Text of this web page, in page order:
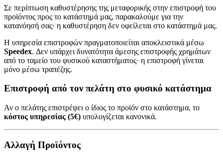
Σε περίπτωση καθυστέρησης της μεταφορικής στην επιστροφή του
προϊόντος προς το κατάστημά μας, παρακαλούμε για την
κατανόησή σας· η καθυστέρηση δεν οφείλεται στο κατάστημά μας.
Η υπηρεσία επιστροφών πραγματοποιείται αποκλειστικά μέσω
Speedex. Δεν υπάρχει δυνατότητα άμεσης επιστροφής χρημάτων
από το ταμείο του φυσικού καταστήματος· η επιστροφή γίνεται
μόνο μέσω τραπέζης.
Επιστροφή από τον πελάτη στο φυσικό κατάστημα
Αν ο πελάτης επιστρέψει ο ίδιος το προϊόν στο κατάστημα, το
κόστος υπηρεσίας (5€) υπολογίζεται κανονικά.
Αλλαγή Προϊόντος